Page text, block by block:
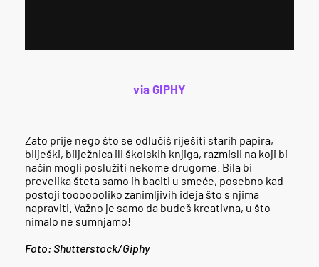
via GIPHY
Zato prije nego što se odlučiš riješiti starih papira,
bilješki, bilježnica ili školskih knjiga, razmisli na koji bi
način mogli poslužiti nekome drugome. Bila bi
prevelika šteta samo ih baciti u smeće, posebno kad
postoji tooooooliko zanimljivih ideja što s njima
napraviti. Važno je samo da budeš kreativna, u što
nimalo ne sumnjamo!
Foto: Shutterstock/Giphy